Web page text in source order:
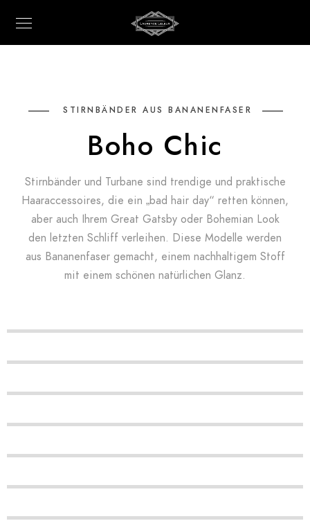
STIRNBÄNDER AUS BANANENFASER
Boho Chic
Stirnbänder und Turbane sind trendige und praktische
Haaraccessoires, die ein „bad hair day“ retten können,
aber auch Ihrem Great Gatsby oder Bohemian Look
den letzten Schliff verleihen. Diese Modelle werden
aus Bananenfaser gemacht, einem nachhaltigem Stoff
mit einem schönen natürlichen Glanz.